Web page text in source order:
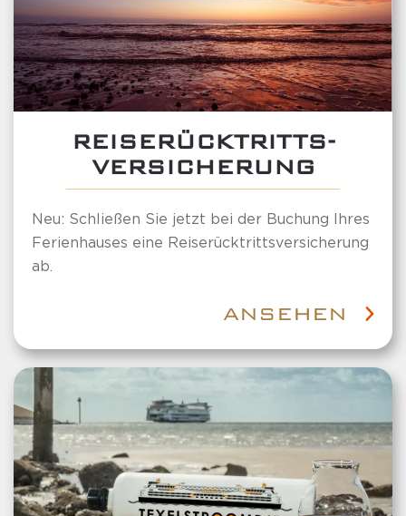
REISERÜCKTRITTS-
VERSICHERUNG
Neu: Schließen Sie jetzt bei der Buchung Ihres
Ferienhauses eine Reiserücktrittsversicherung
ab.
ANSEHEN